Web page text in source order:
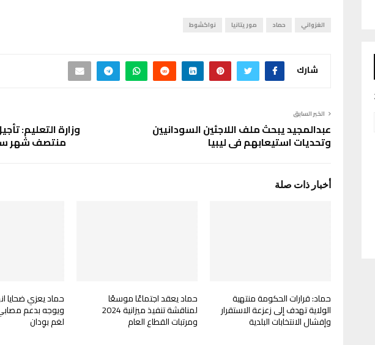
الغزواني حماد موريتانيا نواكشوط
شارك
الخبر السابق
عبدالمجيد يبحث ملف اللاجئين السودانيين
وتحديات استيعابهم في ليبيا
وزارة التعليم:
منتصف شهر
أخبار ذات صلة
حماد: قرارات الحكومة منتهية
الولاية تهدف إلى زعزعة الاستقرار
وإفشال الانتخابات البلدية
حماد يعقد اجتماعًا موسعًا
لمناقشة تنفيذ ميزانية 2024
ومرتبات القطاع العام
حماد يعزي ضحايا
ويوجه بدعم
لغم بوِدان